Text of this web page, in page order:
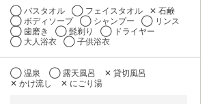
◯ バスタオル ◯ フェイスタオル
✕ 石鹸
◯ ボディソープ
◯ シャンプー
◯ リンス
◯ 歯磨き
◯ 髭剃り
◯ ドライヤー
◯ 大人浴衣
◯ 子供浴衣
◯ 温泉 ◯ 露天風呂
✕ 貸切風呂
✕ かけ流し
✕ にごり湯